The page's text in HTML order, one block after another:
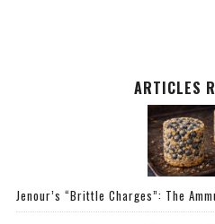
ARTICLES
Jenour’s “Brittle Charges”: The